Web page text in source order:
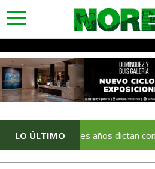
toggle
navigation
LO ÚLTIMO
Tras tres años dictan condena de